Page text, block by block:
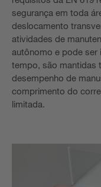
segurança em toda
deslocamento
atividades de
autônomo e pode ser
tempo, são mantidas
desempenho de
comprimento do
limitada.